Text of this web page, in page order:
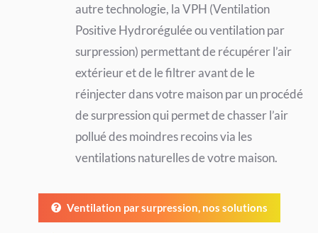
autre technologie, la VPH (Ventilation
Positive Hydrorégulée ou ventilation par
surpression) permettant de récupérer l’air
extérieur et de le filtrer avant de le
réinjecter dans votre maison par un procédé
de surpression qui permet de chasser l’air
pollué des moindres recoins via les
ventilations naturelles de votre maison.
Ventilation par surpression, nos solutions